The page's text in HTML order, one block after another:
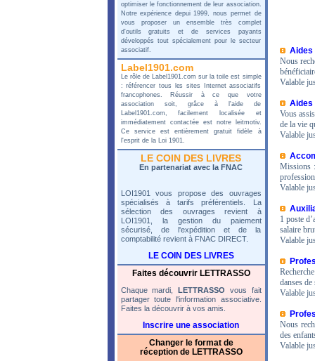
optimiser le fonctionnement de leur association.
Notre expérience depui 1999, nous permet de
vous proposer un ensemble très complet
d'outils gratuits et de services payants
développés tout spécialement pour le secteur
associatif.
Label1901.com
Le rôle de Label1901.com sur la toile est simple
: référencer tous les sites Internet associatifs
francophones. Réussir à ce que votre
association soit, grâce à l'aide de
Label1901.com, facilement localisée et
immédiatement contactée est notre leitmotiv.
Ce service est entièrement gratuit fidèle à
l'esprit de la Loi 1901.
LE COIN DES LIVRES
En partenariat avec la FNAC
LOI1901 vous propose des ouvrages
spécialisés à tarifs préférentiels. La
sélection des ouvrages revient à
LOI1901, la gestion du paiement
sécurisé, de l'expédition et de la
comptabilité revient à FNAC DIRECT.
LE COIN DES LIVRES
Faites découvrir LETTRASSO
Chaque mardi, LETTRASSO vous fait
partager toute l'information associative.
Faites la découvrir à vos amis.
Inscrire une association
Changer le format de
réception de LETTRASSO
Aides
Nous
Valable
Aides
Vous
de la vie
Valable
Missions
Valable
1 poste
salaire
Valable
danses
Valable
Nous
des
Valable